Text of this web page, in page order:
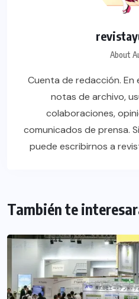
About
Cuenta de redacción. En
notas de archivo,
colaboraciones,
comunicados de prensa.
puede escribirnos a
También te